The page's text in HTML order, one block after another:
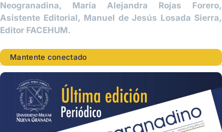
Neogranadina, María Alejandra Rojas Forero,
Asistente Editorial, Manuel de Jesús Losada Sierra,
Editor FACEHUM.
Mantente conectado